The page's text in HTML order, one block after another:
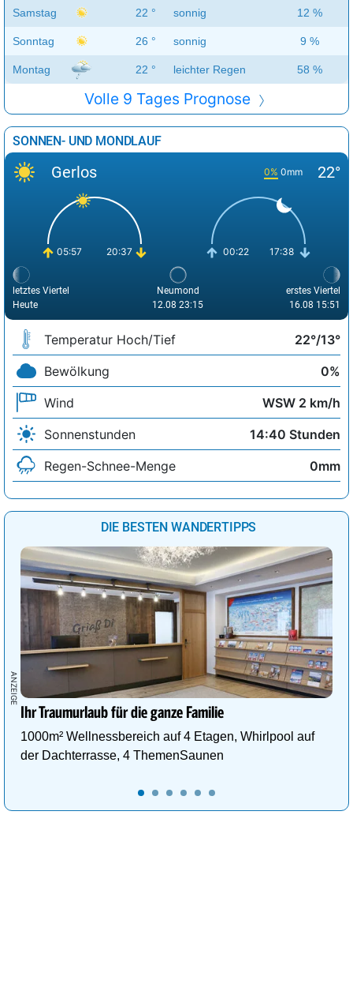
Samstag 22 ° sonnig 12 %
Sonntag 26 ° sonnig 9 %
Montag 22 ° leichter Regen 58 %
Volle 9 Tages Prognose
SONNEN- UND MONDLAUF
Gerlos 0% 0mm 22°
05:57 20:37 00:22 17:38
letztes Viertel
Heute
Neumond
12.08 23:15
erstes Viertel
16.08 15:51
Temperatur Hoch/Tief
22°/13°
Bewölkung
0%
Wind
WSW 2 km/h
Sonnenstunden
14:40 Stunden
Regen-Schnee-Menge
0mm
DIE BESTEN WANDERTIPPS
Ihr Traumurlaub für die ganze Familie
1000m² Wellnessbereich auf 4 Etagen, Whirlpool auf
der Dachterrasse, 4 ThemenSaunen